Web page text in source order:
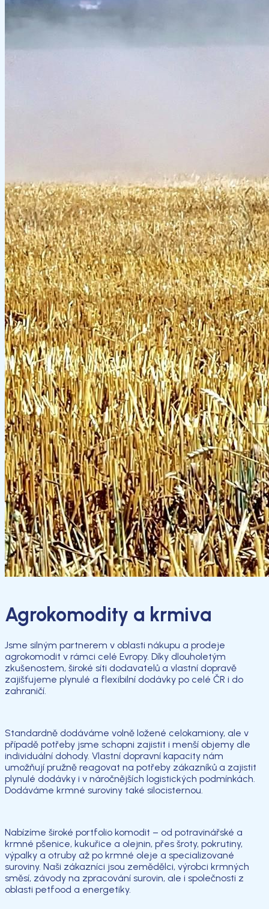
Agrokomodity a krmiva
Jsme silným partnerem v oblasti nákupu a prodeje
agrokomodit v rámci celé Evropy. Díky dlouholetým
zkušenostem, široké síti dodavatelů a vlastní dopravě
zajišťujeme plynulé a flexibilní dodávky po celé ČR i do
zahraničí.
Standardně dodáváme volně ložené celokamiony, ale v
případě potřeby jsme schopni zajistit i menší objemy dle
individuální dohody. Vlastní dopravní kapacity nám
umožňují pružně reagovat na potřeby zákazníků a zajistit
plynulé dodávky i v náročnějších logistických podmínkách.
Dodáváme krmné suroviny také silocisternou.
Nabízíme široké portfolio komodit – od potravinářské a
krmné pšenice, kukuřice a olejnin, přes šroty, pokrutiny,
výpalky a otruby až po krmné oleje a specializované
suroviny. Naši zákazníci jsou zemědělci, výrobci krmných
směsí, závody na zpracování surovin, ale i společnosti z
oblasti petfood a energetiky.